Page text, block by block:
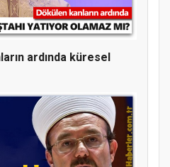
ÖZDERE’YE ZİYARET
ardında küresel